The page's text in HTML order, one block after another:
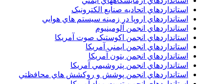
استانداردهاي اتحاديه صنايع الکترونبک
استانداردهاي اروپا در زمينه سيستم هاي هوايي
استانداردهاي انجمن آلومينيوم
استانداردهاي انجمن اکوستيک صوت آمريکا
استانداردهاي انجمن ايمني آمريکا
استانداردهاي انجمن بتون آمريکا
استانداردهاي انجمن پتروشيمي آمريکا
استانداردهاي انجمن پوشش و روکشش هاي محافظتي